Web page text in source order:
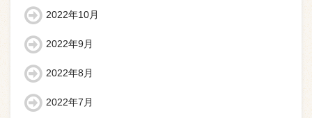
2022年10月
2022年9月
2022年8月
2022年7月